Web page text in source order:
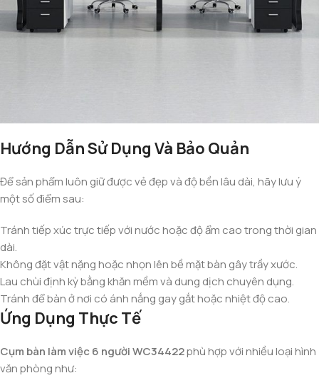
Hướng Dẫn Sử Dụng Và Bảo Quản
Để sản phẩm luôn giữ được vẻ đẹp và độ bền lâu dài, hãy lưu ý
một số điểm sau:
Tránh tiếp xúc trực tiếp với nước hoặc độ ẩm cao trong thời gian
dài.
Không đặt vật nặng hoặc nhọn lên bề mặt bàn gây trầy xước.
Lau chùi định kỳ bằng khăn mềm và dung dịch chuyên dụng.
Tránh để bàn ở nơi có ánh nắng gay gắt hoặc nhiệt độ cao.
Ứng Dụng Thực Tế
Cụm bàn làm việc 6 người WC34422phù hợp với nhiều loại hình
văn phòng như: